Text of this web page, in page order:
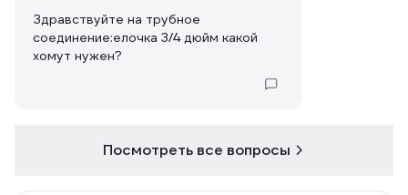
Здравствуйте на трубное
соединение:елочка 3/4 дюйм какой
хомут нужен?
Посмотреть все вопросы